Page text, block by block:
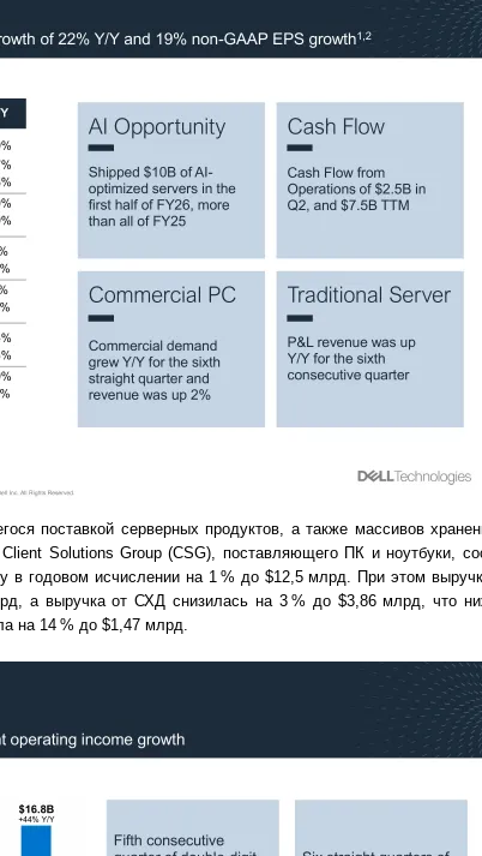
поставкой серверных продуктов, а также массивов
Solutions Group (CSG), поставляющего ПК и ноутбуки,
в годовом исчислении на 1 % до $12,5 млрд. При этом
а выручка от СХД снизилась на 3 % до $3,86 млрд, что
на 14 % до $1,47 млрд.